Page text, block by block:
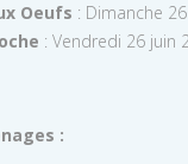
Oeufs : Dimanche
: Vendredi 26 juin
: